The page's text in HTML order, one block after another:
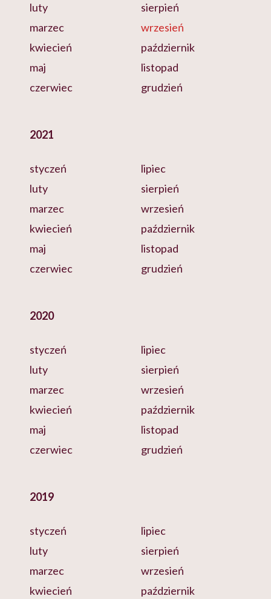
luty
marzec
kwiecień
maj
czerwiec
sierpień
wrzesień
październik
listopad
grudzień
2021
styczeń
luty
marzec
kwiecień
maj
czerwiec
lipiec
sierpień
wrzesień
październik
listopad
grudzień
2020
styczeń
luty
marzec
kwiecień
maj
czerwiec
lipiec
sierpień
wrzesień
październik
listopad
grudzień
2019
styczeń
luty
marzec
kwiecień
lipiec
sierpień
wrzesień
październik